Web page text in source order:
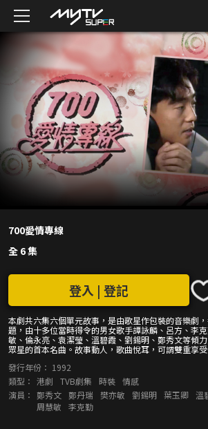
700愛情專線
全 6 集
本劇共六集六個單元故事，是由歌星作包裝的音樂劇
題，由十多位當時得令的男女歌手譚詠麟、呂方、李
敏、倫永亮、袁潔瑩、溫碧霞、劉錫明、鄭秀文等傾
眾星的首本名曲。故事動人，歌曲悅耳，可謂雙重享受
登入 | 登記
發行年份： 1992
類型： 港劇 TVB劇集 時裝 情感
演員： 鄭秀文 鄭丹瑞 樊亦敏 劉錫明 葉玉卿 溫
周慧敏
李克勤